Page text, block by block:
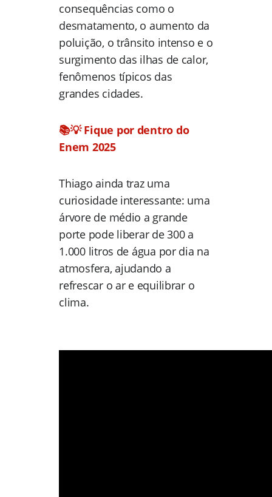
consequências como o
desmatamento, o aumento da
poluição, o trânsito intenso e o
surgimento das ilhas de calor,
fenômenos típicos das
grandes cidades.
📚💡 Fique por dentro do
Enem 2025
Thiago ainda traz uma
curiosidade interessante: uma
árvore de médio a grande
porte pode liberar de 300 a
1.000 litros de água por dia na
atmosfera, ajudando a
refrescar o ar e equilibrar o
clima.